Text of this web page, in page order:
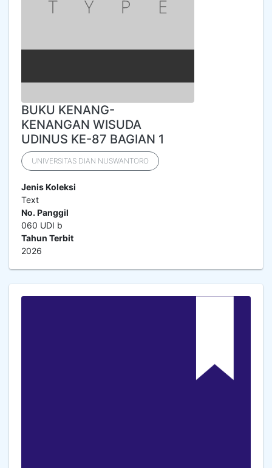
BUKU KENANG-
KENANGAN WISUDA
UDINUS KE-87 BAGIAN 1
UNIVERSITAS DIAN NUSWANTORO
Jenis Koleksi
Text
No. Panggil
060 UDI b
Tahun Terbit
2026